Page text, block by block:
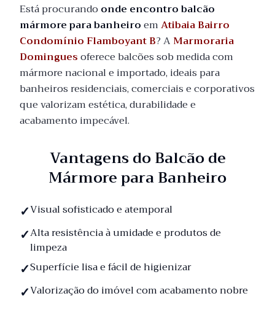
Está procurando onde encontro balcão
mármore para banheiroemAtibaia Bairro
Condomínio Flamboyant B? AMarmoraria
Dominguesoferece balcões sob medida com
mármore nacional e importado, ideais para
banheiros residenciais, comerciais e corporativos
que valorizam estética, durabilidade e
acabamento impecável.
Vantagens do Balcão de
Mármore para Banheiro
Visual sofisticado e atemporal
Alta resistência à umidade e produtos de
limpeza
Superfície lisa e fácil de higienizar
Valorização do imóvel com acabamento nobre